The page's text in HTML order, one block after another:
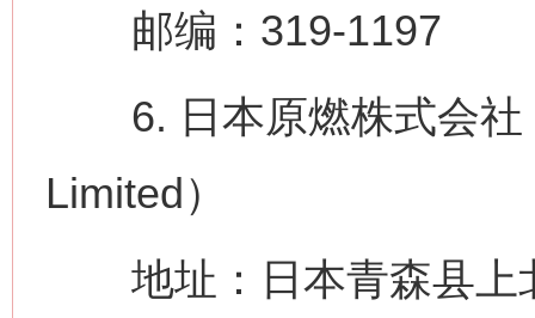
邮编：319-1197
6. 日本原燃株式会社
Limited）
地址：日本青森县上